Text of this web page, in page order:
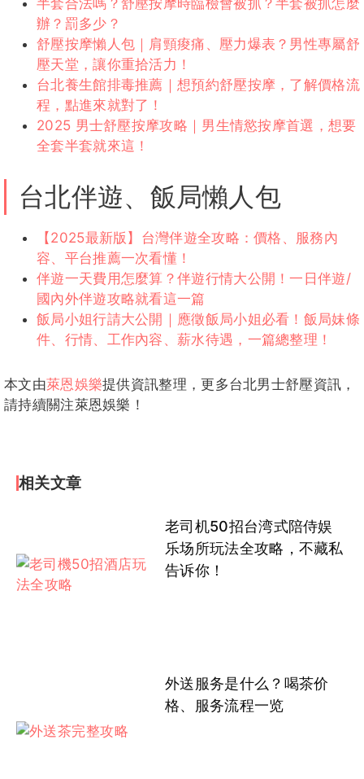
辦？罰多少？
舒壓按摩懶人包｜肩頸痠痛、壓力爆表？男性專屬舒
壓天堂，讓你重拾活力！
台北養生館排毒推薦｜想預約舒壓按摩，了解價格流
程，點進來就對了！
2025 男士舒壓按摩攻略｜男生情慾按摩首選，想要
全套半套就來這！
台北伴遊、飯局懶人包
【2025最新版】台灣伴遊全攻略：價格、服務內
容、平台推薦一次看懂！
伴遊一天費用怎麼算？伴遊行情大公開！一日伴遊/
國內外伴遊攻略就看這一篇
飯局小姐行請大公開｜應徵飯局小姐必看！飯局妹條
件、行情、工作內容、薪水待遇，一篇總整理！
本文由萊恩娛樂提供資訊整理，更多台北男士舒壓資訊，
請持續關注萊恩娛樂！
相关文章
老司机50招台湾式陪侍娱
乐场所玩法全攻略，不藏私
告诉你！
外送服务是什么？喝茶价
格、服务流程一览